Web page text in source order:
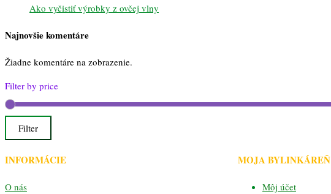
Ako vyčistiť výrobky z ovčej vlny
Najnovšie komentáre
Žiadne komentáre na zobrazenie.
Filter by price
Filter
INFORMÁCIE
O nás
MOJA BYLINKÁREŇ
Môj účet